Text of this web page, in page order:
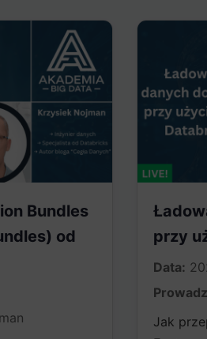
Bundles
od
przy
Data:
Jak